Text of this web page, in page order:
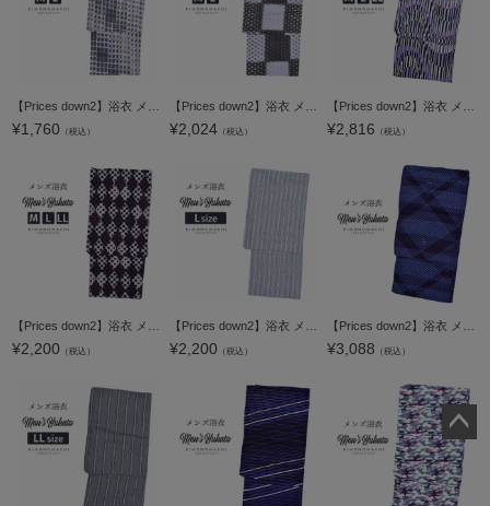
¥1,760 （税込） ¥2,024 （税込） ¥2,816 （税込）
¥2,200 （税込） ¥2,200 （税込） ¥3,088 （税込）
ペー
ジト
ップ